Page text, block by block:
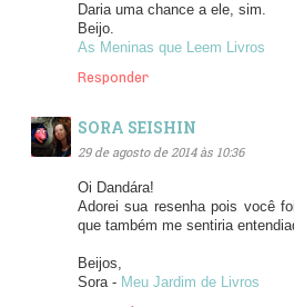
Daria uma chance a ele, sim.
Beijo.
As Meninas que Leem Livros
Responder
SORA SEISHIN
29 de agosto de 2014 às 10:36
Oi Dandára!
Adorei sua resenha pois você
que também me sentiria
Beijos,
Sora - Meu Jardim de Livros